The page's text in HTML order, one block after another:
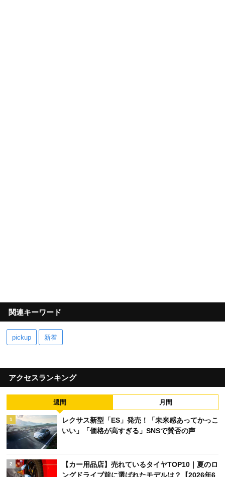
関連キーワード
pickup 新着
アクセスランキング
週間 月間
1
レクサス新型「ES」発売！「未来感あってかっこ
いい」「価格が高すぎる」SNSで賛否の声
2
【カー用品店】売れているタイヤTOP10｜夏のロ
ングドライブ前に選ばれたモデルは？【2026年6